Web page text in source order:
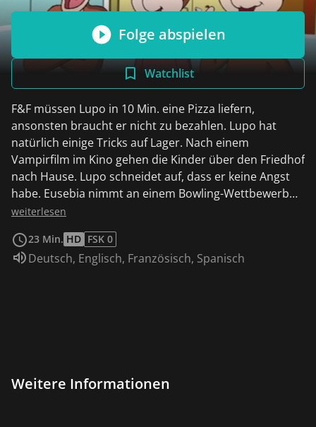
Folge abspielen
Watchlist
F&F müssen Lupo in 10 Min. eine Pizza liefern,
ansonsten braucht er nicht zu bezahlen. Lupo hat
natürlich einige Tricks auf Lager. Nach einem
Vampirfilm im Kino gehen die Kinder über den Friedhof
nach Hause. Lupo schneidet auf, dass er keine Angst
habe. Eusebia nimmt an einem Bowling-Wettbewerb
teil – und Lupo findet, dass er auch eine Chance haben
selbst reparieren zu können. Als er kleinlaut den
Handwerker anruft, ist niemand dran – Papa verstopft
weiterlesen
23 Min. HD FSK 0
Sprache:
Deutsch, Englisch, Französisch, Spanisch
Weitere Informationen